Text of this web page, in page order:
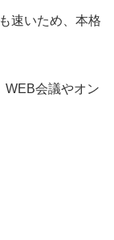
速いため、本格
WEB会議やオン